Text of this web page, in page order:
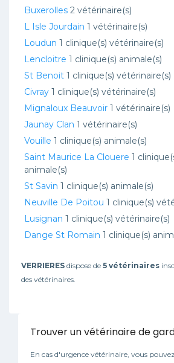
Buxerolles 2 vétérinaire(s)
L Isle Jourdain 1 vétérinaire(s)
Loudun 1 clinique(s) vétérinaire(s)
Lencloitre 1 clinique(s) animale(s)
St Benoit 1 clinique(s) vétérinaire(s)
Civray 1 clinique(s) vétérinaire(s)
Mignaloux Beauvoir 1 vétérinaire(s)
Jaunay Clan 1 vétérinaire(s)
Vouille 1 clinique(s) animale(s)
Saint Maurice La Clouere 1
animale(s)
St Savin 1 clinique(s) animale(s)
Neuville De Poitou 1 clinique(s)
Lusignan 1 clinique(s) vétérinaire(s)
Dange St Romain 1 clinique(s)
VERRIERES dispose de 5 vétérinaires
des vétérinaires.
Trouver un vétérinaire de
En cas d'urgence vétérinaire, vous